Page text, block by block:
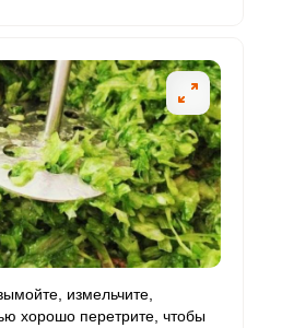
50 мкг 1.3 4.3
12 мг 1.8 6
мкг 1200 мкг 0.3 1
20 мкг 5.6 18.4
70 мкг 1.3 4.4
измельчите,
хорошо перетрите, чтобы